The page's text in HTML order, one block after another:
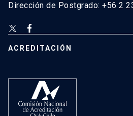
Dirección de Postgrado: +56 2
ACREDITACIÓN